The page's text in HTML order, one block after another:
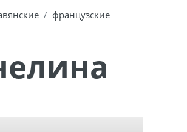
французские